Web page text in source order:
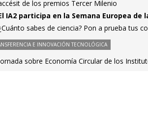
de los premios Tercer Milenio
IA2 participa en la Semana Europea de
sabes de ciencia? Pon a prueba tus
E INNOVACIÓN TECNOLÓGICA
sobre Economía Circular de los